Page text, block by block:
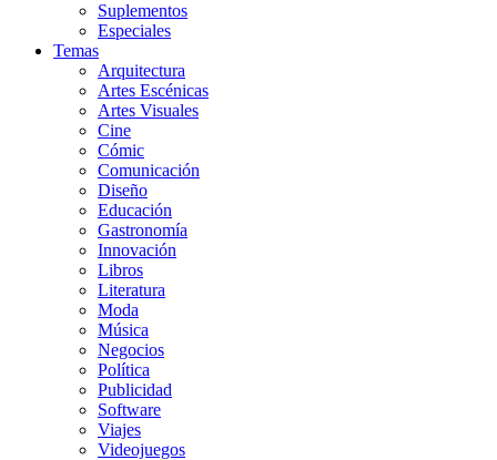
Suplementos
Especiales
Temas
Arquitectura
Artes Escénicas
Artes Visuales
Cine
Cómic
Comunicación
Diseño
Educación
Gastronomía
Innovación
Libros
Literatura
Moda
Música
Negocios
Política
Publicidad
Software
Viajes
Videojuegos